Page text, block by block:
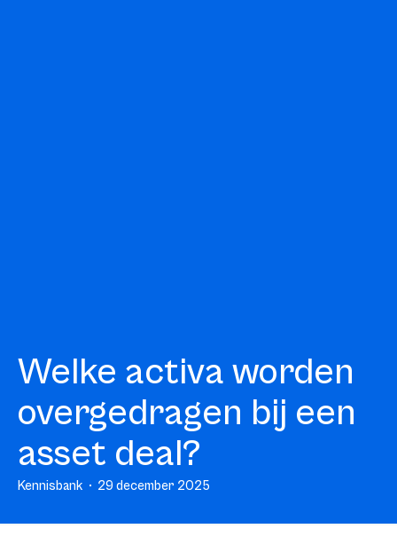
Welke activa worden
overgedragen bij een
asset deal?
Kennisbank 29 december 2025